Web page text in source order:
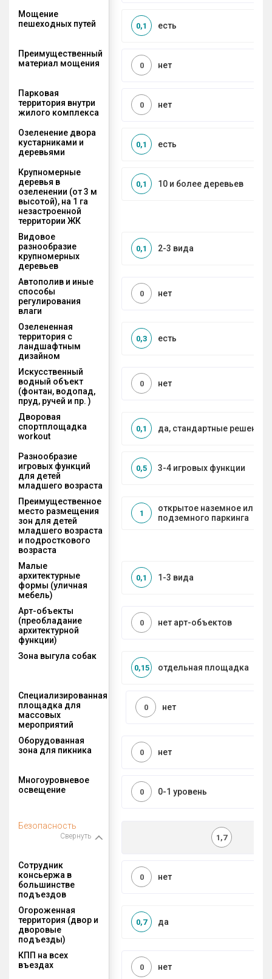
Мощение
пешеходных путей
есть
0,1
Преимущественный
материал мощения
нет
0
Парковая
территория внутри
жилого комплекса
нет
0
Озеленение двора
кустарниками и
деревьями
есть
0,1
Крупномерные
деревья в
озеленении (от 3 м
высотой), на 1 га
незастроенной
территории ЖК
10 и более деревьев
0,1
Видовое
разнообразие
крупномерных
деревьев
2-3 вида
0,1
Автополив и иные
способы
регулирования
влаги
нет
0
Озелененная
территория с
ландшафтным
дизайном
есть
0,3
Искусственный
водный объект
(фонтан, водопад,
пруд, ручей и пр. )
нет
0
Дворовая
спортплощадка
workout
да, стандартные решения
0,1
Разнообразие
игровых функций
для детей
младшего возраста
3-4 игровых функции
0,5
Преимущественное
место размещения
зон для детей
младшего возраста
и подросткового
возраста
открытое наземное или на
подземного паркинга
1
Малые
архитектурные
формы (уличная
мебель)
1-3 вида
0,1
Арт-объекты
(преобладание
архитектурной
функции)
нет арт-объектов
0
Зона выгула собак
отдельная площадка
0,15
Специализированная
площадка для
массовых
мероприятий
нет
0
Оборудованная
зона для пикника
нет
0
Многоуровневое
освещение
0-1 уровень
0
Безопасность
Свернуть 1,7
Сотрудник
консьержа в
большинстве
подъездов
нет
0
Огороженная
территория (двор и
дворовые
подъезды)
да
0,7
КПП на всех
въездах
нет
0